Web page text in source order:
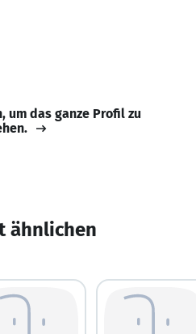
um das ganze Profil zu
ähnlichen